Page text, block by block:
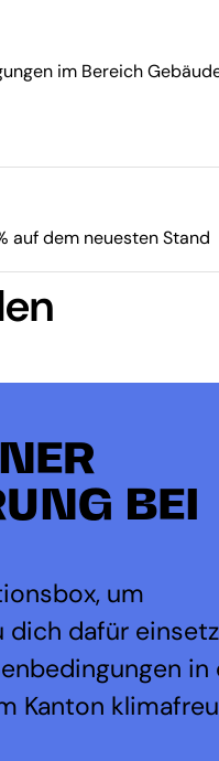
im Bereich
auf dem neuesten Stand
BEI
um
dich dafür
in
Kanton